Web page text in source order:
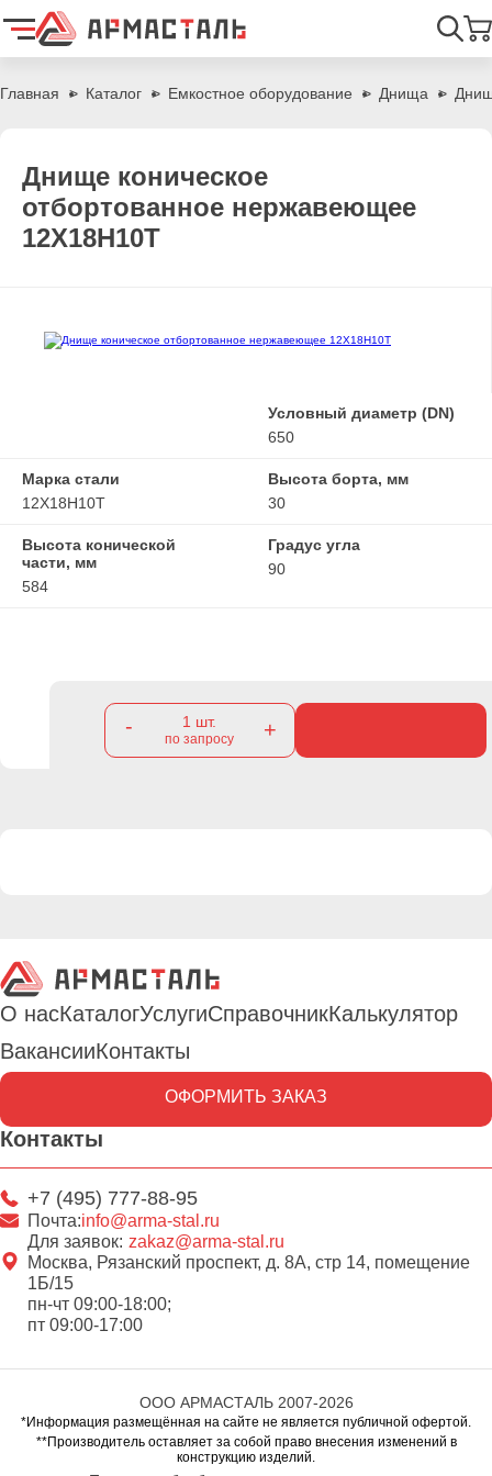
Главная
Каталог Емкостное оборудование Днища
Днище коническое
отбортованное нержавеющее
12Х18Н10Т
Условный диаметр (DN)
650
Марка стали
12Х18Н10Т
Высота борта, мм
30
Высота конической
части, мм
584
Градус угла
90
- 1 шт.
по запросу +
О насКаталогУслугиСправочникКалькулятор
ВакансииКонтакты
ОФОРМИТЬ ЗАКАЗ
Контакты
+7 (495) 777-88-95
Почта:info@arma-stal.ru
Для заявок: zakaz@arma-stal.ru
Москва, Рязанский проспект, д. 8А, стр 14, помещение
1Б/15
пн-чт 09:00-18:00;
пт 09:00-17:00
ООО АРМАСТАЛЬ 2007-2026
*Информация размещённая на сайте не является публичной офертой.
**Производитель оставляет за собой право внесения изменений в
конструкцию изделий.